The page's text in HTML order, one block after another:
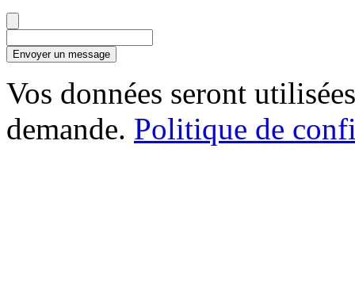
Envoyer un message
Vos données seront
demande. Politique de